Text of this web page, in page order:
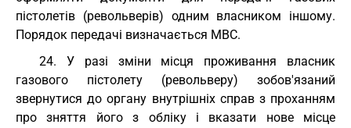
пістолетів (револьверів) одним власником іншому.
Порядок передачі визначається МВС.
24. У разі зміни місця проживання власник
газового пістолету (револьверу) зобов'язаний
звернутися до органу внутрішніх справ з проханням
про зняття його з обліку і вказати нове місце